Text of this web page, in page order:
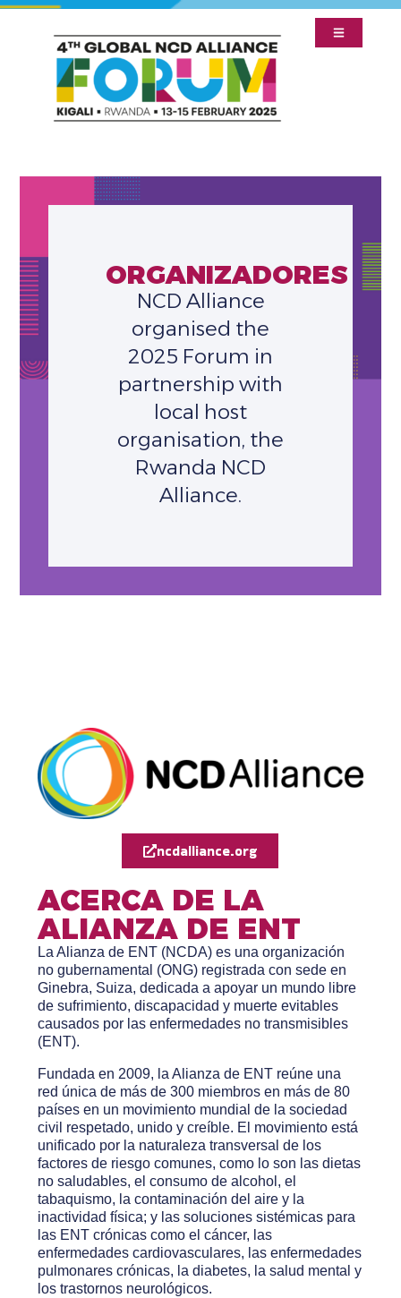
ORGANIZADORES
NCD Alliance
organised the
2025 Forum in
partnership with
local host
organisation, the
Rwanda NCD
Alliance.
ncdalliance.org
ACERCA DE LA
ALIANZA DE ENT
La Alianza de ENT (NCDA) es una organización
no gubernamental (ONG) registrada con sede en
Ginebra, Suiza, dedicada a apoyar un mundo libre
de sufrimiento, discapacidad y muerte evitables
causados ​​por las enfermedades no transmisibles
(ENT).
Fundada en 2009, la Alianza de ENT reúne una
red única de más de 300 miembros en más de 80
países en un movimiento mundial de la sociedad
civil respetado, unido y creíble. El movimiento está
unificado por la naturaleza transversal de los
factores de riesgo comunes, como lo son las dietas
no saludables, el consumo de alcohol, el
tabaquismo, la contaminación del aire y la
inactividad física; y las soluciones sistémicas para
las ENT crónicas como el cáncer, las
enfermedades cardiovasculares, las enfermedades
pulmonares crónicas, la diabetes, la salud mental y
los trastornos neurológicos.